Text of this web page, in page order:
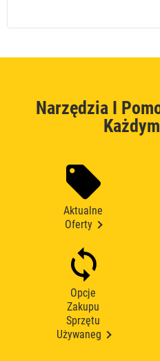
Narzędzia I
Aktualne
Oferty
Opcje
Zakupu
Sprzętu
Używaneg